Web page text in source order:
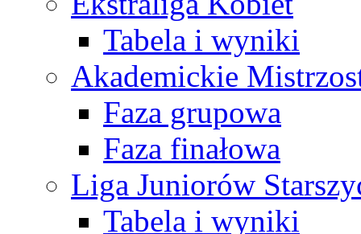
Tabela i wyniki
Akademickie
Faza grupowa
Faza finałowa
Liga Juniorów
Tabela i wyniki